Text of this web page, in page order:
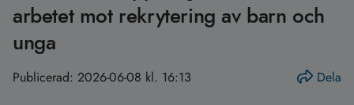
arbetet mot rekrytering av barn och
unga
Publicerad: 2026-06-08 kl. 16:13 Dela